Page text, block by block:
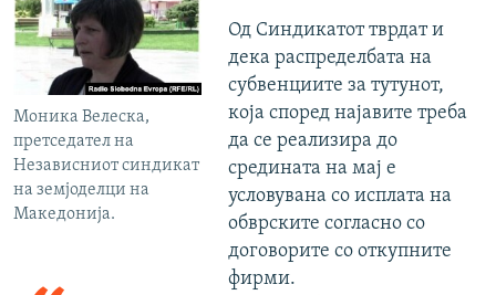
Моника Велеска,
претседател на
Независниот синдикат
на земјоделци на
Македонија.
Од Синдикатот тврдат и
дека распределбата на
субвенциите за тутунот,
која според најавите треба
да се реализира до
средината на мај е
условувана со исплата на
обврските согласно со
договорите со откупните
фирми.